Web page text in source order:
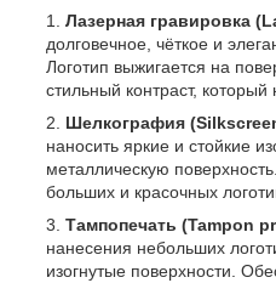
Лазерная гравировка
долговечное, чёткое и
Логотип выжигается на
стильный контраст, который
Шелкография
наносить яркие и стойкие
металлическую
больших и красочных
Тампопечать (Tampon
нанесения небольших
изогнутые поверхности.